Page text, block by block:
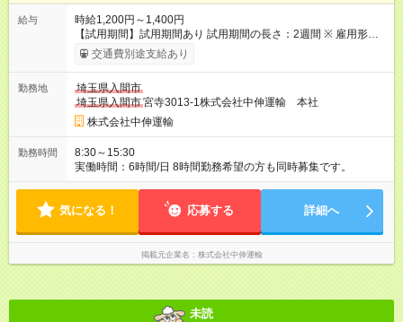
給与
時給1,200円～1,400円
【試用期間】試用期間あり 試用期間の長さ：2週間 ※ 雇用形態
と給与に、本採用時と異なる部分があります。 雇用形態：本採
用時と同じです。 給与：時給 1,150円 ～ 1,400円
交通費別途支給あり
勤務地
埼玉県入間市
埼玉県入間市宮寺3013-1株式会社中伸運輸 本社
株式会社中伸運輸
勤務時間
8:30～15:30
実働時間：6時間/日 8時間勤務希望の方も同時募集です。
気になる！ 応募する 詳細へ
掲載元企業名 株式会社中伸運輸
未読